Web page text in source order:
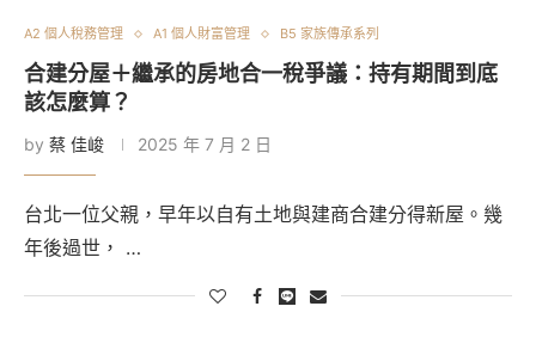
A2 個人稅務管理 A1 個人財富管理 B5 家族傳承系列
合建分屋＋繼承的房地合一稅爭議：持有期間到底
該怎麼算？
by 蔡 佳峻 2025 年 7 月 2 日
台北一位父親，早年以自有土地與建商合建分得新屋。幾
年後過世， …